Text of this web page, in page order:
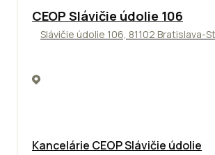
CEOP Slávičie údolie 106
Slávičie údolie 106, 81102 Bratislava-
Kancelárie CEOP Slávičie údolie